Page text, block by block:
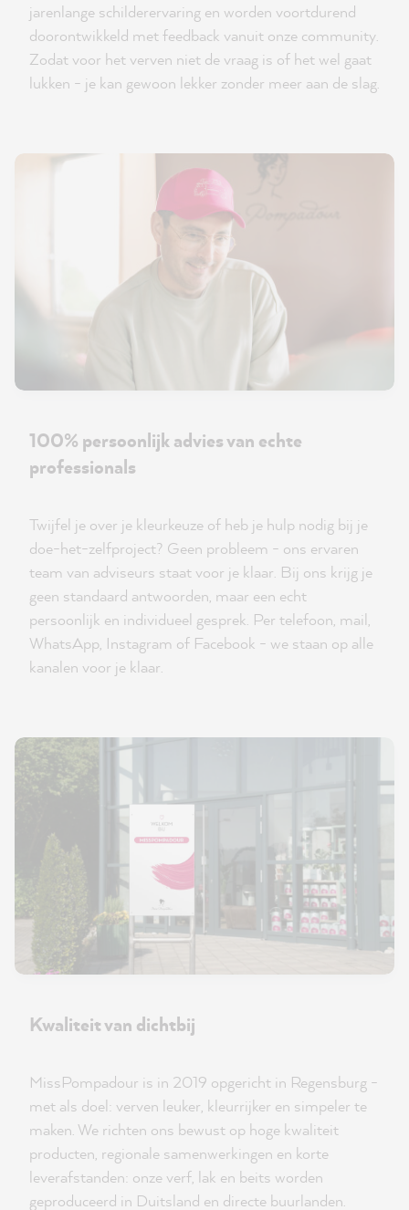
jarenlange schilderervaring en worden voortdurend
doorontwikkeld met feedback vanuit onze community.
Zodat voor het verven niet de vraag is of het wel gaat
lukken - je kan gewoon lekker zonder meer aan de slag.
100% persoonlijk advies van echte
professionals
Twijfel je over je kleurkeuze of heb je hulp nodig bij je
doe-het-zelfproject? Geen probleem - ons ervaren
team van adviseurs staat voor je klaar. Bij ons krijg je
geen standaard antwoorden, maar een echt
persoonlijk en individueel gesprek. Per telefoon, mail,
WhatsApp, Instagram of Facebook - we staan op alle
kanalen voor je klaar.
Kwaliteit van dichtbij
MissPompadour is in 2019 opgericht in Regensburg -
met als doel: verven leuker, kleurrijker en simpeler te
maken. We richten ons bewust op hoge kwaliteit
producten, regionale samenwerkingen en korte
leverafstanden: onze verf, lak en beits worden
geproduceerd in Duitsland en directe buurlanden.